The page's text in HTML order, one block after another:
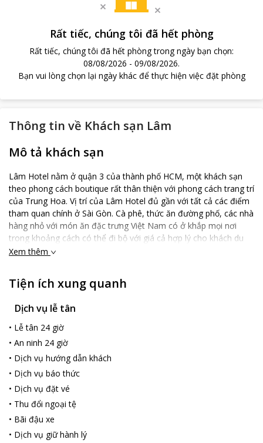
Rất tiếc, chúng tôi đã hết phòng
Rất tiếc, chúng tôi đã hết phòng trong ngày bạn chọn:
08/08/2026 - 09/08/2026.
Bạn vui lòng chọn lại ngày khác để thực hiện việc đặt phòng
Thông tin về Khách sạn Lâm
Mô tả khách sạn
Lâm Hotel nằm ở quận 3 của thành phố HCM, một khách sạn
theo phong cách boutique rất thân thiện với phong cách trang trí
của Trung Hoa. Vị trí của Lâm Hotel đủ gần với tất cả các điểm
tham quan chính ở Sài Gòn. Cà phê, thức ăn đường phố, các nhà
hàng nhỏ với món ăn đặc trưng Việt Nam có ở khắp mọi nơi
trong khoảng cách có thể đi bộ với giá cả hợp lý cho khách du
lịch. Nhân viên vô cùng niềm nở, khách sạn và phòng rất sạch
sân thượng là một trải nghiệm tốt đẹp.
Xem thêm
Tiện ích xung quanh
Dịch vụ lễ tân
• Lễ tân 24 giờ
• An ninh 24 giờ
• Dịch vụ hướng dẫn khách
• Dịch vụ báo thức
• Dịch vụ đặt vé
• Thu đổi ngoại tệ
• Bãi đậu xe
• Dịch vụ giữ hành lý